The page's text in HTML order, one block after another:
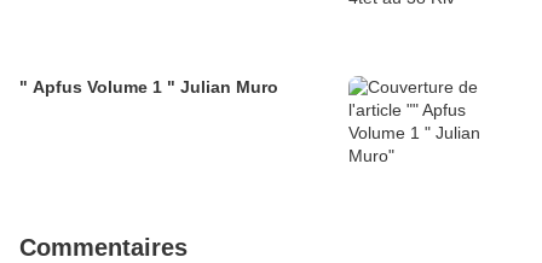
" Apfus Volume 1 " Julian Muro
Commentaires